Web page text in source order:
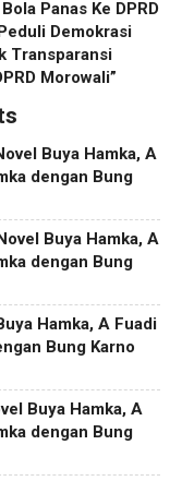
Panas Ke DPRD
Demokrasi
Transparansi
Morowali”
Buya Hamka, A
dengan Bung
Buya Hamka, A
dengan Bung
Hamka, A Fuadi
Bung Karno
Buya Hamka, A
dengan Bung